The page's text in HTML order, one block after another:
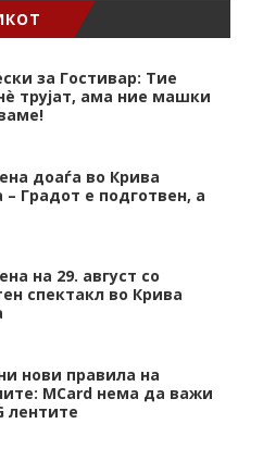
за Гостивар: Тие
трујат, ама ние машки
доаѓа во Крива
– Градот е подготвен, а
на 29. август со
спектакл во Крива
нови правила на
MCard нема да важи
лентите